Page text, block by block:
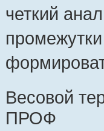
четкий
Весовой
ПРОФ